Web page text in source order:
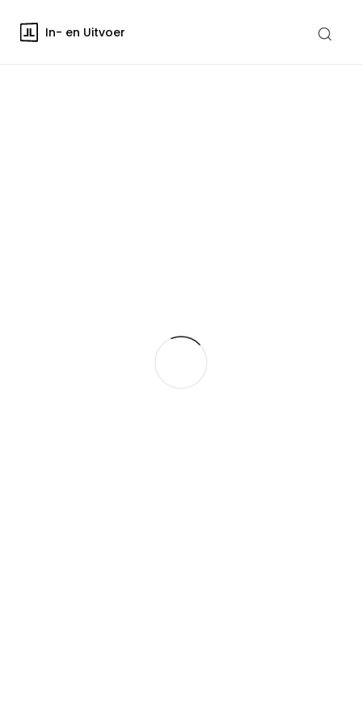
In- en Uitvoer